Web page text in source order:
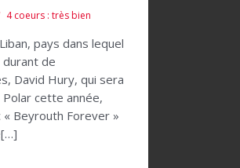
4 coeurs : très bien
pays dans lequel
durant de
David Hury, qui sera
cette année,
Beyrouth Forever »